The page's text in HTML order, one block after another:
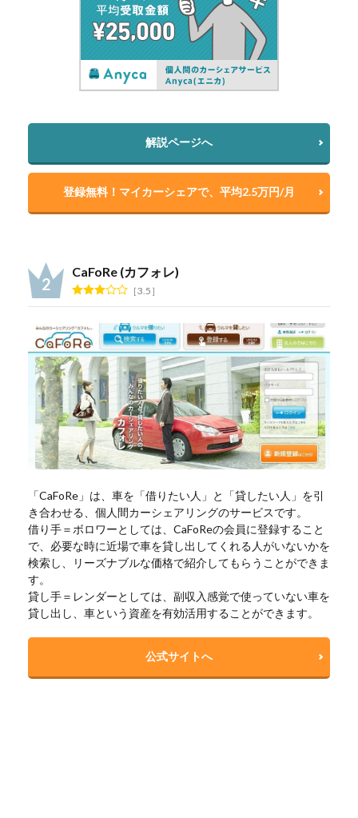
解説ページへ
登録無料！マイカーシェアで、平均2.5万円/月
CaFoRe (カフォレ)
3.5
「CaFoRe」は、車を「借りたい人」と「貸したい人」を引
き合わせる、個人間カーシェアリングのサービスです。
借り手＝ボロワーとしては、CaFoReの会員に登録すること
で、必要な時に近場で車を貸し出してくれる人がいないかを
検索し、リーズナブルな価格で紹介してもらうことができま
す。
貸し手＝レンダーとしては、副収入感覚で使っていない車を
貸し出し、車という資産を有効活用することができます。
公式サイトへ